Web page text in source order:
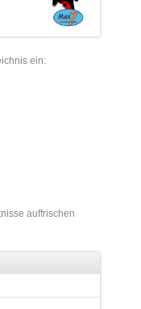
ein:
auffrischen